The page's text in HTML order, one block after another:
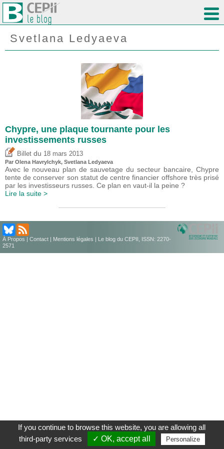
Svetlana Ledyaeva
Chypre, une plaque tournante pour les
investissements russes
Billet du 18 mars 2013
Par Olena Havrylchyk, Svetlana Ledyaeva
Avec le nouveau plan de sauvetage du secteur bancaire, Chypre
tente de conserver son statut de centre financier offshore très prisé
par les investisseurs russes. Ce plan en vaut-il la peine ?
Lire la suite >
À Propos Contact Mentions légales | Le blog du CEPII, ISSN: 2270-
2571
If you continue to browse this website, you are allowing all
third-party services
✓ OK, accept all Personalize